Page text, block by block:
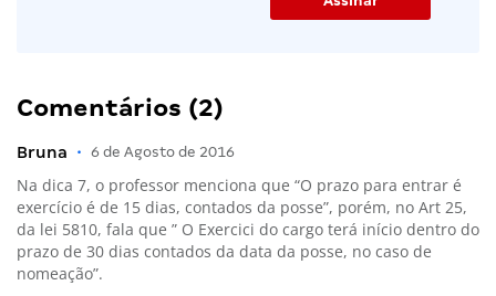
Comentários (2)
Bruna • 6 de Agosto de 2016
Na dica 7, o professor menciona que “O prazo para entrar é
exercício é de 15 dias, contados da posse”, porém, no Art 25,
da lei 5810, fala que ” O Exercici do cargo terá início dentro do
prazo de 30 dias contados da data da posse, no caso de
nomeação”.